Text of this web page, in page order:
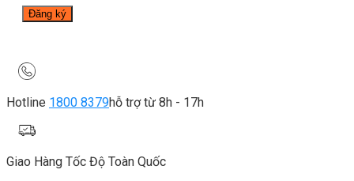
Hotline 1800 8379hỗ trợ từ 8h - 17h
Giao Hàng Tốc Độ Toàn Quốc